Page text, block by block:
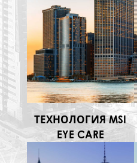
ТЕХНОЛОГИЯ MSI
EYE CARE